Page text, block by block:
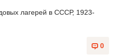
лагерей в СССР, 1923-
0